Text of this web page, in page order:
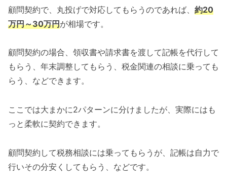
顧問契約で、丸投げで対応してもらうのであれば、 約20
万円～30万円が相場です。
顧問契約の場合、領収書や請求書を渡して記帳を代行して
もらう、年末調整してもらう、税金関連の相談に乗っても
らう、などできます。
ここでは大まかに2パターンに分けましたが、実際にはも
っと柔軟に契約できます。
顧問契約して税務相談には乗ってもらうが、記帳は自力で
行いその分安くしてもらう、などです。